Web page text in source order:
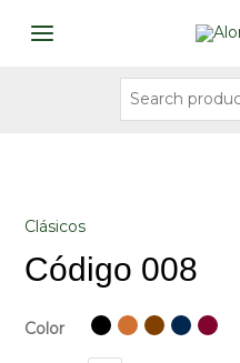
Search
Clásicos
Código 008
Color